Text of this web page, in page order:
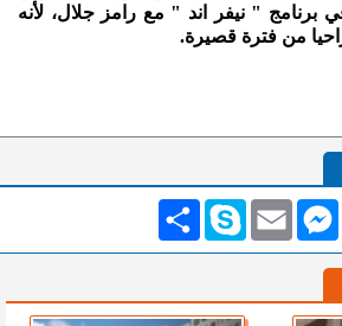
برنامج " نيفر اند " مع رامز جلال، لأنه
من فترة قصيرة.
انشر Skype Email
Messenger